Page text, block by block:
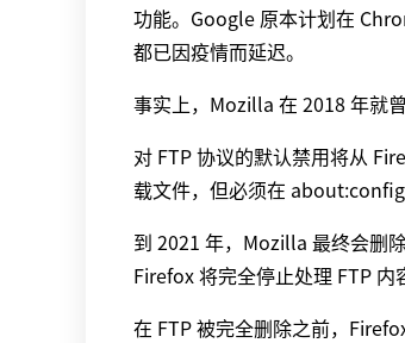
功能。Google 原本计划在
都已因疫情而延迟。
事实上，Mozilla 在 2018 年就
对 FTP 协议的默认禁用将从
载文件，但必须在 about:config
到 2021 年，Mozilla 最终会删
Firefox 将完全停止处理 FTP 内
在 FTP 被完全删除之前，